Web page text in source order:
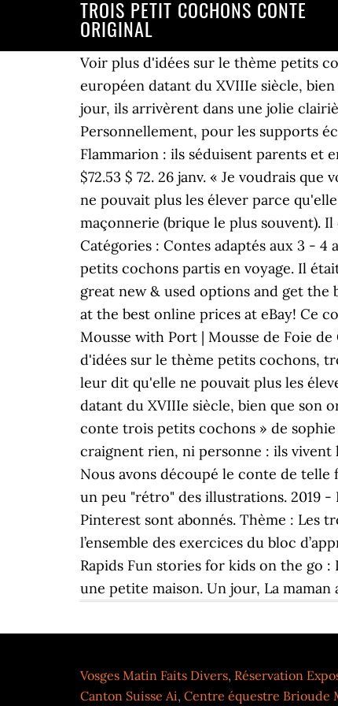
TROIS PETIT COCHONS CONTE
ORIGINAL
Voir plus d'idées sur le thème petits
européen datant du XVIIIe siècle,
jour, ils arrivèrent dans une jolie
Personnellement, pour les supports
Flammarion : ils séduisent parents et
$72.53 $ 72. 26 janv. « Je voudrais
ne pouvait plus les élever parce
maçonnerie (brique le plus souvent).
Catégories : Contes adaptés aux 3 -
petits cochons partis en voyage. Il
great new & used options and get the
at the best online prices at eBay! Ce
Mousse with Port | Mousse de Foie
d'idées sur le thème petits cochons,
leur dit qu'elle ne pouvait plus les
datant du XVIIIe siècle, bien que son
conte trois petits cochons » de
craignent rien, ni personne : ils vivent
Nous avons découpé le conte de
un peu "rétro" des illustrations. 2019 -
Pinterest sont abonnés. Thème : Les
l’ensemble des exercices du bloc
Rapids Fun stories for kids on the go
une petite maison. Un jour, La
Vosges Matin Faits Divers, Réservation
Canton Suisse Ai, Centre équestre Brioude